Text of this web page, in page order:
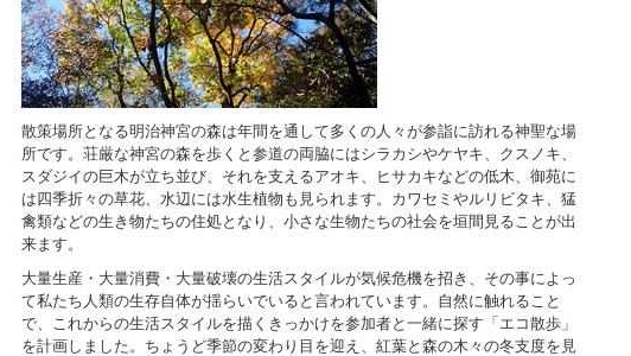
散策場所となる明治神宮の森は年間を通して多くの人々が参詣に訪れる神聖な場
所です。荘厳な神宮の森を歩くと参道の両脇にはシラカシやケヤキ、クスノキ、
スダジイの巨木が立ち並び、それを支えるアオキ、ヒサカキなどの低木、御苑に
は四季折々の草花、水辺には水生植物も見られます。カワセミやルリビタキ、猛
禽類などの生き物たちの住処となり、小さな生物たちの社会を垣間見ることが出
来ます。
大量生産・大量消費・大量破壊の生活スタイルが気候危機を招き、その事によっ
て私たち人類の生存自体が揺らいでいると言われています。自然に触れること
で、これからの生活スタイルを描くきっかけを参加者と一緒に探す「エコ散歩」
を計画しました。ちょうど季節の変わり目を迎え、紅葉と森の木々の冬支度を見